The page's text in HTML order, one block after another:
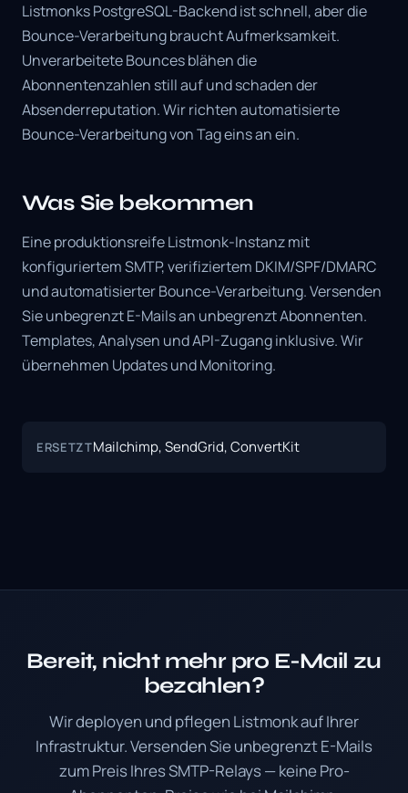
Listmonks PostgreSQL-Backend ist schnell, aber die
Bounce-Verarbeitung braucht Aufmerksamkeit.
Unverarbeitete Bounces blähen die
Abonnentenzahlen still auf und schaden der
Absenderreputation. Wir richten automatisierte
Bounce-Verarbeitung von Tag eins an ein.
Was Sie bekommen
Eine produktionsreife Listmonk-Instanz mit
konfiguriertem SMTP, verifiziertem DKIM/SPF/DMARC
und automatisierter Bounce-Verarbeitung. Versenden
Sie unbegrenzt E-Mails an unbegrenzt Abonnenten.
Templates, Analysen und API-Zugang inklusive. Wir
übernehmen Updates und Monitoring.
ERSETZTMailchimp, SendGrid, ConvertKit
Bereit, nicht mehr pro E-Mail zu
bezahlen?
Wir deployen und pflegen Listmonk auf Ihrer
Infrastruktur. Versenden Sie unbegrenzt E-Mails
zum Preis Ihres SMTP-Relays — keine Pro-